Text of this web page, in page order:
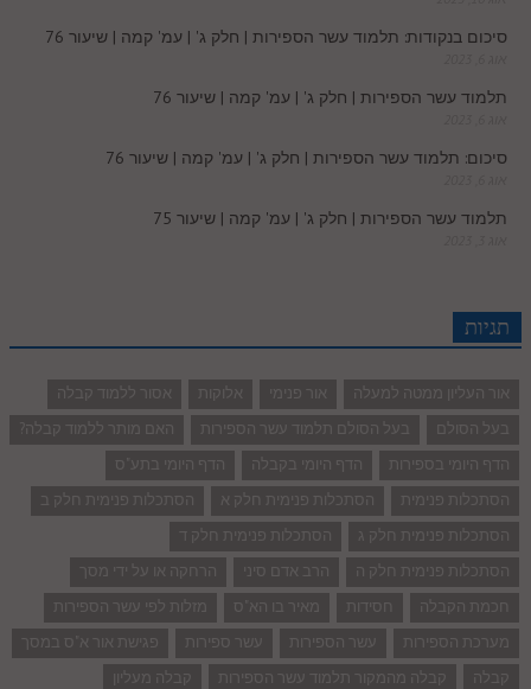
סיכום בנקודות: תלמוד עשר הספירות | חלק ג' | עמ' קמה | שיעור 76
תלמוד עשר הספירות | חלק ג' | עמ' קמה | שיעור 76
סיכום: תלמוד עשר הספירות | חלק ג' | עמ' קמה | שיעור 76
תלמוד עשר הספירות | חלק ג' | עמ' קמה | שיעור 75
תגיות
אור העליון ממטה למעלה אור פנימי אלוקות
אסור ללמוד קבלה
בעל הסולם
בעל הסולם תלמוד עשר הספירות
האם מותר ללמוד קבלה?
הדף היומי בספירות
הדף היומי בקבלה
הדף היומי בתע"ס
הסתכלות פנימית
הסתכלות פנימית חלק א
הסתכלות פנימית חלק ב
הסתכלות פנימית חלק ג
הסתכלות פנימית חלק ד
הסתכלות פנימית חלק ה
הרב אדם סיני
הרחקה או על ידי מסך
חכמת הקבלה
חסידות מאיר בו הא"ס
מזלות לפי עשר הספירות
מערכת הספירות
עשר הספירות עשר ספירות
פגישת אור א"ס במסך
קבלה
קבלה מהמקור תלמוד עשר הספירות
קבלה מעליון